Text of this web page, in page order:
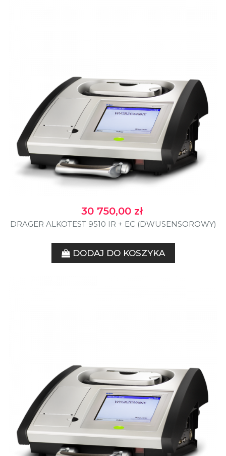
Cena
30 750,00 zł
DRAGER ALKOTEST 9510 IR + EC (DWUSENSOROWY)
DODAJ DO KOSZYKA